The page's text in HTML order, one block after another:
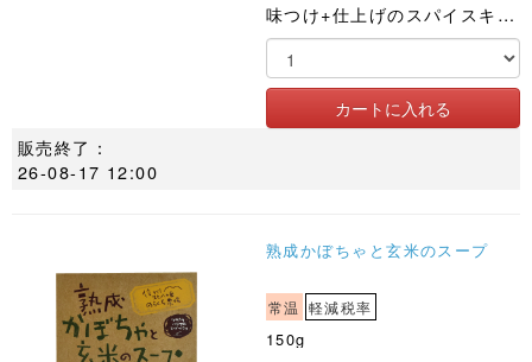
味つけ+仕上げのスパイスキット。ブラウンカルダモン入り特性ガラムマサラで深みのある香り。
販売終了：
26-08-17 12:00
熟成かぼちゃと玄米のスープ
常温 軽減税率
150g